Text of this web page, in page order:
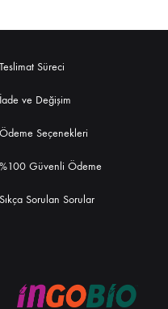
Teslimat Süreci
İade ve Değişim
Ödeme Seçenekleri
%100 Güvenli Ödeme
Sıkça Sorulan Sorular